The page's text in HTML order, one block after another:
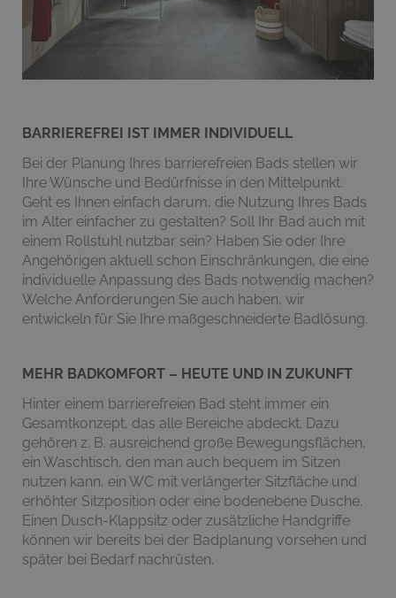
BARRIEREFREI IST IMMER INDIVIDUELL
Bei der Planung Ihres barrierefreien Bads stellen wir
Ihre Wünsche und Bedürfnisse in den Mittelpunkt.
Geht es Ihnen einfach darum, die Nutzung Ihres Bads
im Alter einfacher zu gestalten? Soll Ihr Bad auch mit
einem Rollstuhl nutzbar sein? Haben Sie oder Ihre
Angehörigen aktuell schon Einschränkungen, die eine
individuelle Anpassung des Bads notwendig machen?
Welche Anforderungen Sie auch haben, wir
entwickeln für Sie Ihre maßgeschneiderte Badlösung.
MEHR BADKOMFORT – HEUTE UND IN ZUKUNFT
Hinter einem barrierefreien Bad steht immer ein
Gesamtkonzept, das alle Bereiche abdeckt. Dazu
gehören z. B. ausreichend große Bewegungsflächen,
ein Waschtisch, den man auch bequem im Sitzen
nutzen kann, ein WC mit verlängerter Sitzfläche und
erhöhter Sitzposition oder eine bodenebene Dusche.
Einen Dusch-Klappsitz oder zusätzliche Handgriffe
können wir bereits bei der Badplanung vorsehen und
später bei Bedarf nachrüsten.